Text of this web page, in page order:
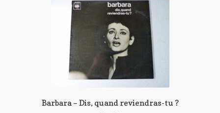
Barbara – Dis, quand reviendras-tu ?